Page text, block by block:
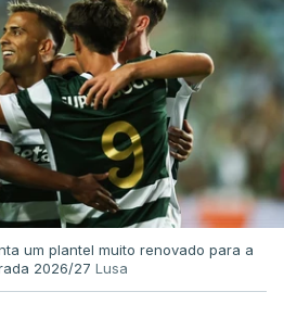
um plantel muito renovado para a
2026/27 Lusa